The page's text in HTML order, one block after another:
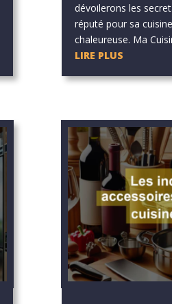
dévoilerons les
réputé pour sa
chaleureuse. Ma
LIRE PLUS